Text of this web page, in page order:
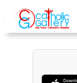
content